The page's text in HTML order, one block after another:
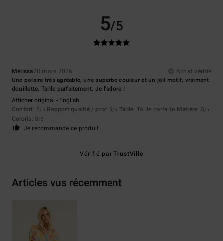
5/5
Melissa28 mars 2026
Achat vérifié
Une polaire très agréable, une superbe couleur et un joli motif, vraiment
douillette. Taille parfaitement. Je l'adore !
Afficher original - English
Confort: 5/5 Rapport qualité / prix: 5/5 Taille: Taille parfaite Matière: 5/5
Coloris: 5/5
Je recommande ce produit
Vérifié parTrustVille
Articles vus récemment